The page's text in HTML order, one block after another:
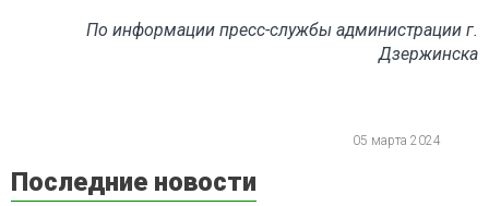
По информации пресс-службы администрации г.
Дзержинска
05 марта 2024
Последние новости